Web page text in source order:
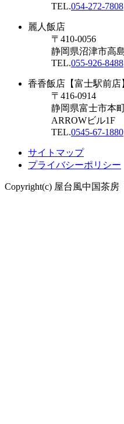
TEL.054-272-7808
麗人飯店
〒410-0056
静岡県沼津市高
TEL.055-926-8488
香香飯店【富士駅前店
〒416-0914
静岡県富士市本
ARROWビル1F
TEL.0545-67-1880
サイトマップ
プライバシーポリシー
Copyright(c) 屋台風中国茶房